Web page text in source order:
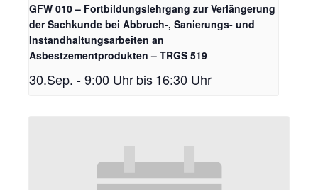
GFW 010 – Fortbildungslehrgang zur Verlängerung
der Sachkunde bei Abbruch-, Sanierungs- und
Instandhaltungsarbeiten an
Asbestzementprodukten – TRGS 519
30.Sep. - 9:00 Uhrbis16:30 Uhr